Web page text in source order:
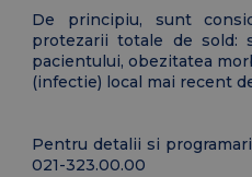
De principiu, sunt
protezarii totale de sold:
pacientului, obezitatea
(infectie) local mai recent
Pentru detalii si
021-323.00.00